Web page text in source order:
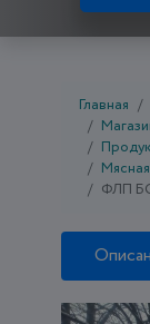
Главная
ФЛП